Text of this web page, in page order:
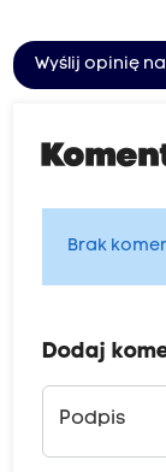
Wyślij opinię
Brak
Dodaj
Podpis